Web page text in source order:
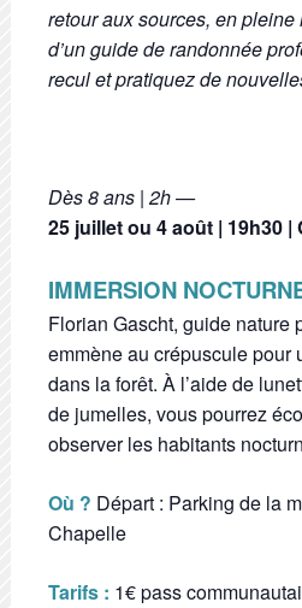
retour aux sources, en
d’un guide de randonnée
recul et pratiquez de
Dès 8 ans | 2h —
25 juillet ou 4 août | 19h30 |
IMMERSION
Florian Gascht, guide nature
emmène au crépuscule pour
dans la forêt. À l’aide de
de jumelles, vous pourrez
observer les habitants
Où ? Départ : Parking de la
Chapelle
Tarifs : 1€ pass